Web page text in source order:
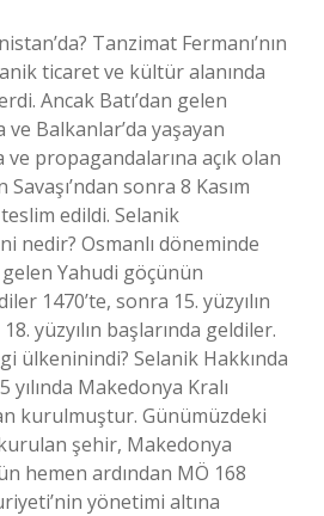
Tanzimat Fermanı’nın
ticaret ve kültür alanında
Ancak Batı’dan gelen
Balkanlar’da yaşayan
ve propagandalarına açık olan
sonra 8 Kasım
teslim edildi. Selanik
nedir? Osmanlı döneminde
Yahudi göçünün
1470’te, sonra 15. yüzyılın
yüzyılın başlarında geldiler.
ülkeninindi? Selanik Hakkında
Makedonya Kralı
kurulmuştur. Günümüzdeki
şehir, Makedonya
hemen ardından MÖ 168
yönetimi altına